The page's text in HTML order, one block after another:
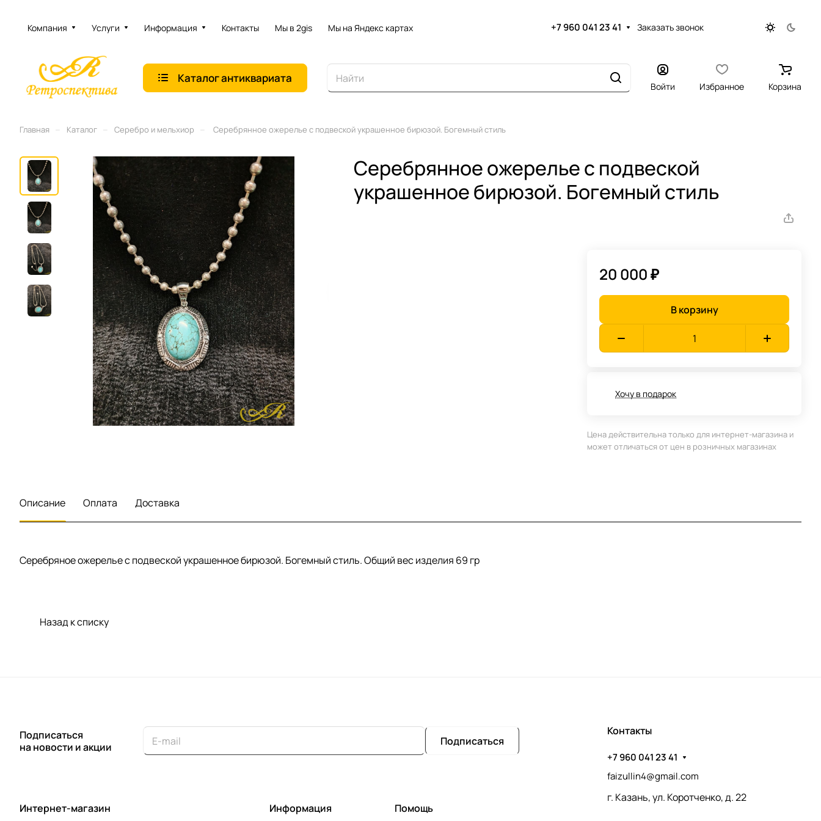
Компания Услуги Информация Контакты Мы в 2gis Мы на Яндекс картах +7 960 041 23 41 Заказать звонок
Каталог антиквариата
Войти Избранное Корзина
Главная Каталог Серебро и мельхиор Серебрянное ожерелье с подвеской украшенное бирюзой. Богемный стиль
Серебрянное ожерелье с подвеской
украшенное бирюзой. Богемный стиль
20 000 ₽
В корзину
Хочу в подарок
Цена действительна только для интернет-магазина и
может отличаться от цен в розничных магазинах
Описание Оплата Доставка
Серебряное ожерелье с подвеской украшенное бирюзой. Богемный стиль. Общий вес изделия 69 гр
Назад к списку
Подписаться
на новости и акции
Подписаться
Интернет-магазин Информация Помощь
Контакты
+7 960 041 23 41
faizullin4@gmail.com
г. Казань, ул. Коротченко, д. 22